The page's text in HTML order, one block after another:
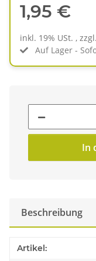
1,95 €
inkl. 19% USt. , zzgl.
Auf Lager -
In
Beschreibung
Produkteigenschaft
Wert
Artikel: